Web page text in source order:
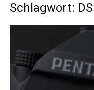
Schlagwort: